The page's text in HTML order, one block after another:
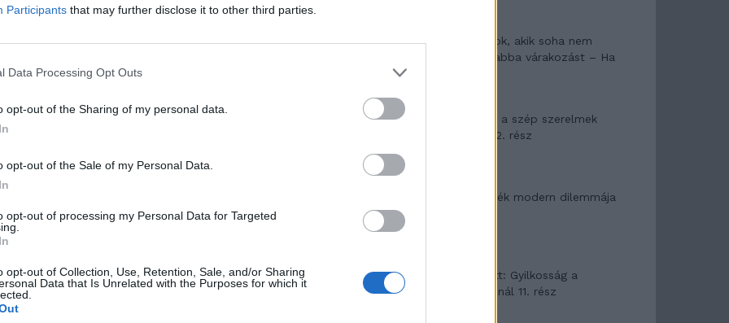
Participants that may further disclose it to other third parties.
Data Processing Opt Outs
opt-out of the Sharing of my personal data.
opt-out of the Sale of my Personal Data.
opt-out of processing my Personal Data for Targeted
opt-out of Collection, Use, Retention, Sale, and/or Sharing
Data that Is Unrelated with the Purposes for which it
darabot belőlem, és akkor ott vannak még a lányok.
üzenetem is van, ami Sarah türelmetlenségéből
neki, majd kimentem a konyhába, hogy
várt. Ott ültek a lányok pizsamában, és azt
Mindkettő gyönyörű, és ahogy öleltek, tudtam,
az embernek vigyáznia kell, ha lányai vannak, mert
A családok, akik soha nem
hagyták abba várakozást – Ha
Panna és a szép szerelmek
mítosza 2. rész
Az ereklyék modern dilemmája
T. Barnett: Gyilkosság a
Garda-tónál 11. rész